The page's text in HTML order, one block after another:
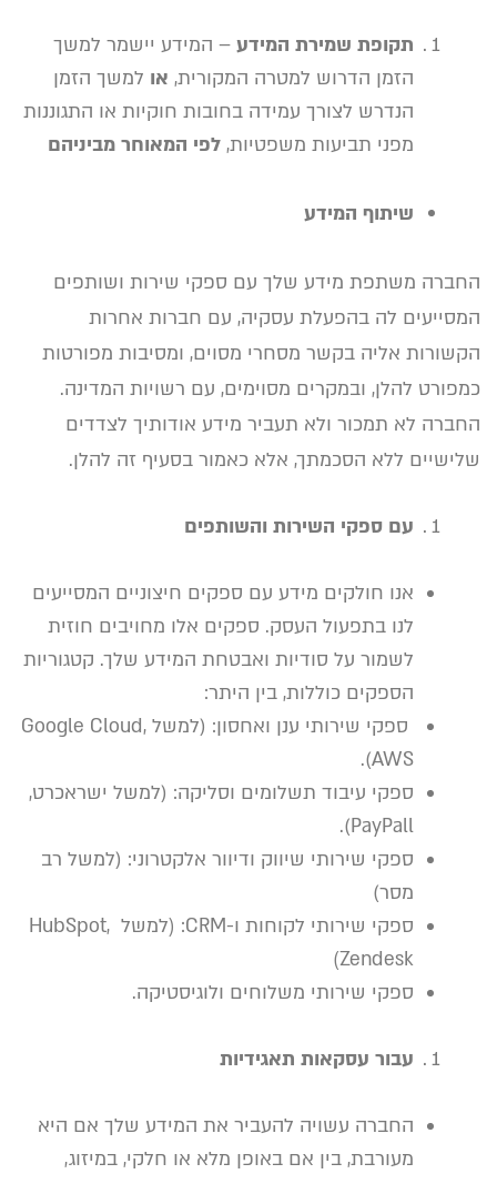
תקופת שמירת המידע – המידע יישמר למשך
הזמן הדרוש למטרה המקורית, או למשך הזמן
הנדרש לצורך עמידה בחובות חוקיות או התגוננות
מפני תביעות משפטיות, לפי המאוחר מביניהם
שיתוף המידע
החברה משתפת מידע שלך עם ספקי שירות ושותפים
המסייעים לה בהפעלת עסקיה, עם חברות אחרות
הקשורות אליה בקשר מסחרי מסוים, ומסיבות מפורטות
כמפורט להלן, ובמקרים מסוימים, עם רשויות המדינה.
החברה לא תמכור ולא תעביר מידע אודותיך לצדדים
שלישיים ללא הסכמתך, אלא כאמור בסעיף זה להלן.
עם ספקי השירות והשותפים
אנו חולקים מידע עם ספקים חיצוניים המסייעים
לנו בתפעול העסק. ספקים אלו מחויבים חוזית
לשמור על סודיות ואבטחת המידע שלך. קטגוריות
הספקים כוללות, בין היתר:
ספקי שירותי ענן ואחסון: (למשל Google Cloud,
AWS).
ספקי עיבוד תשלומים וסליקה: (למשל ישראכרט,
PayPall).
ספקי שירותי שיווק ודיוור אלקטרוני: (למשל רב
מסר)
ספקי שירותי לקוחות ו-CRM: (למשל HubSpot,
Zendesk)
ספקי שירותי משלוחים ולוגיסטיקה.
עבור עסקאות תאגידיות
החברה עשויה להעביר את המידע שלך אם היא
מעורבת, בין אם באופן מלא או חלקי, במיזוג,